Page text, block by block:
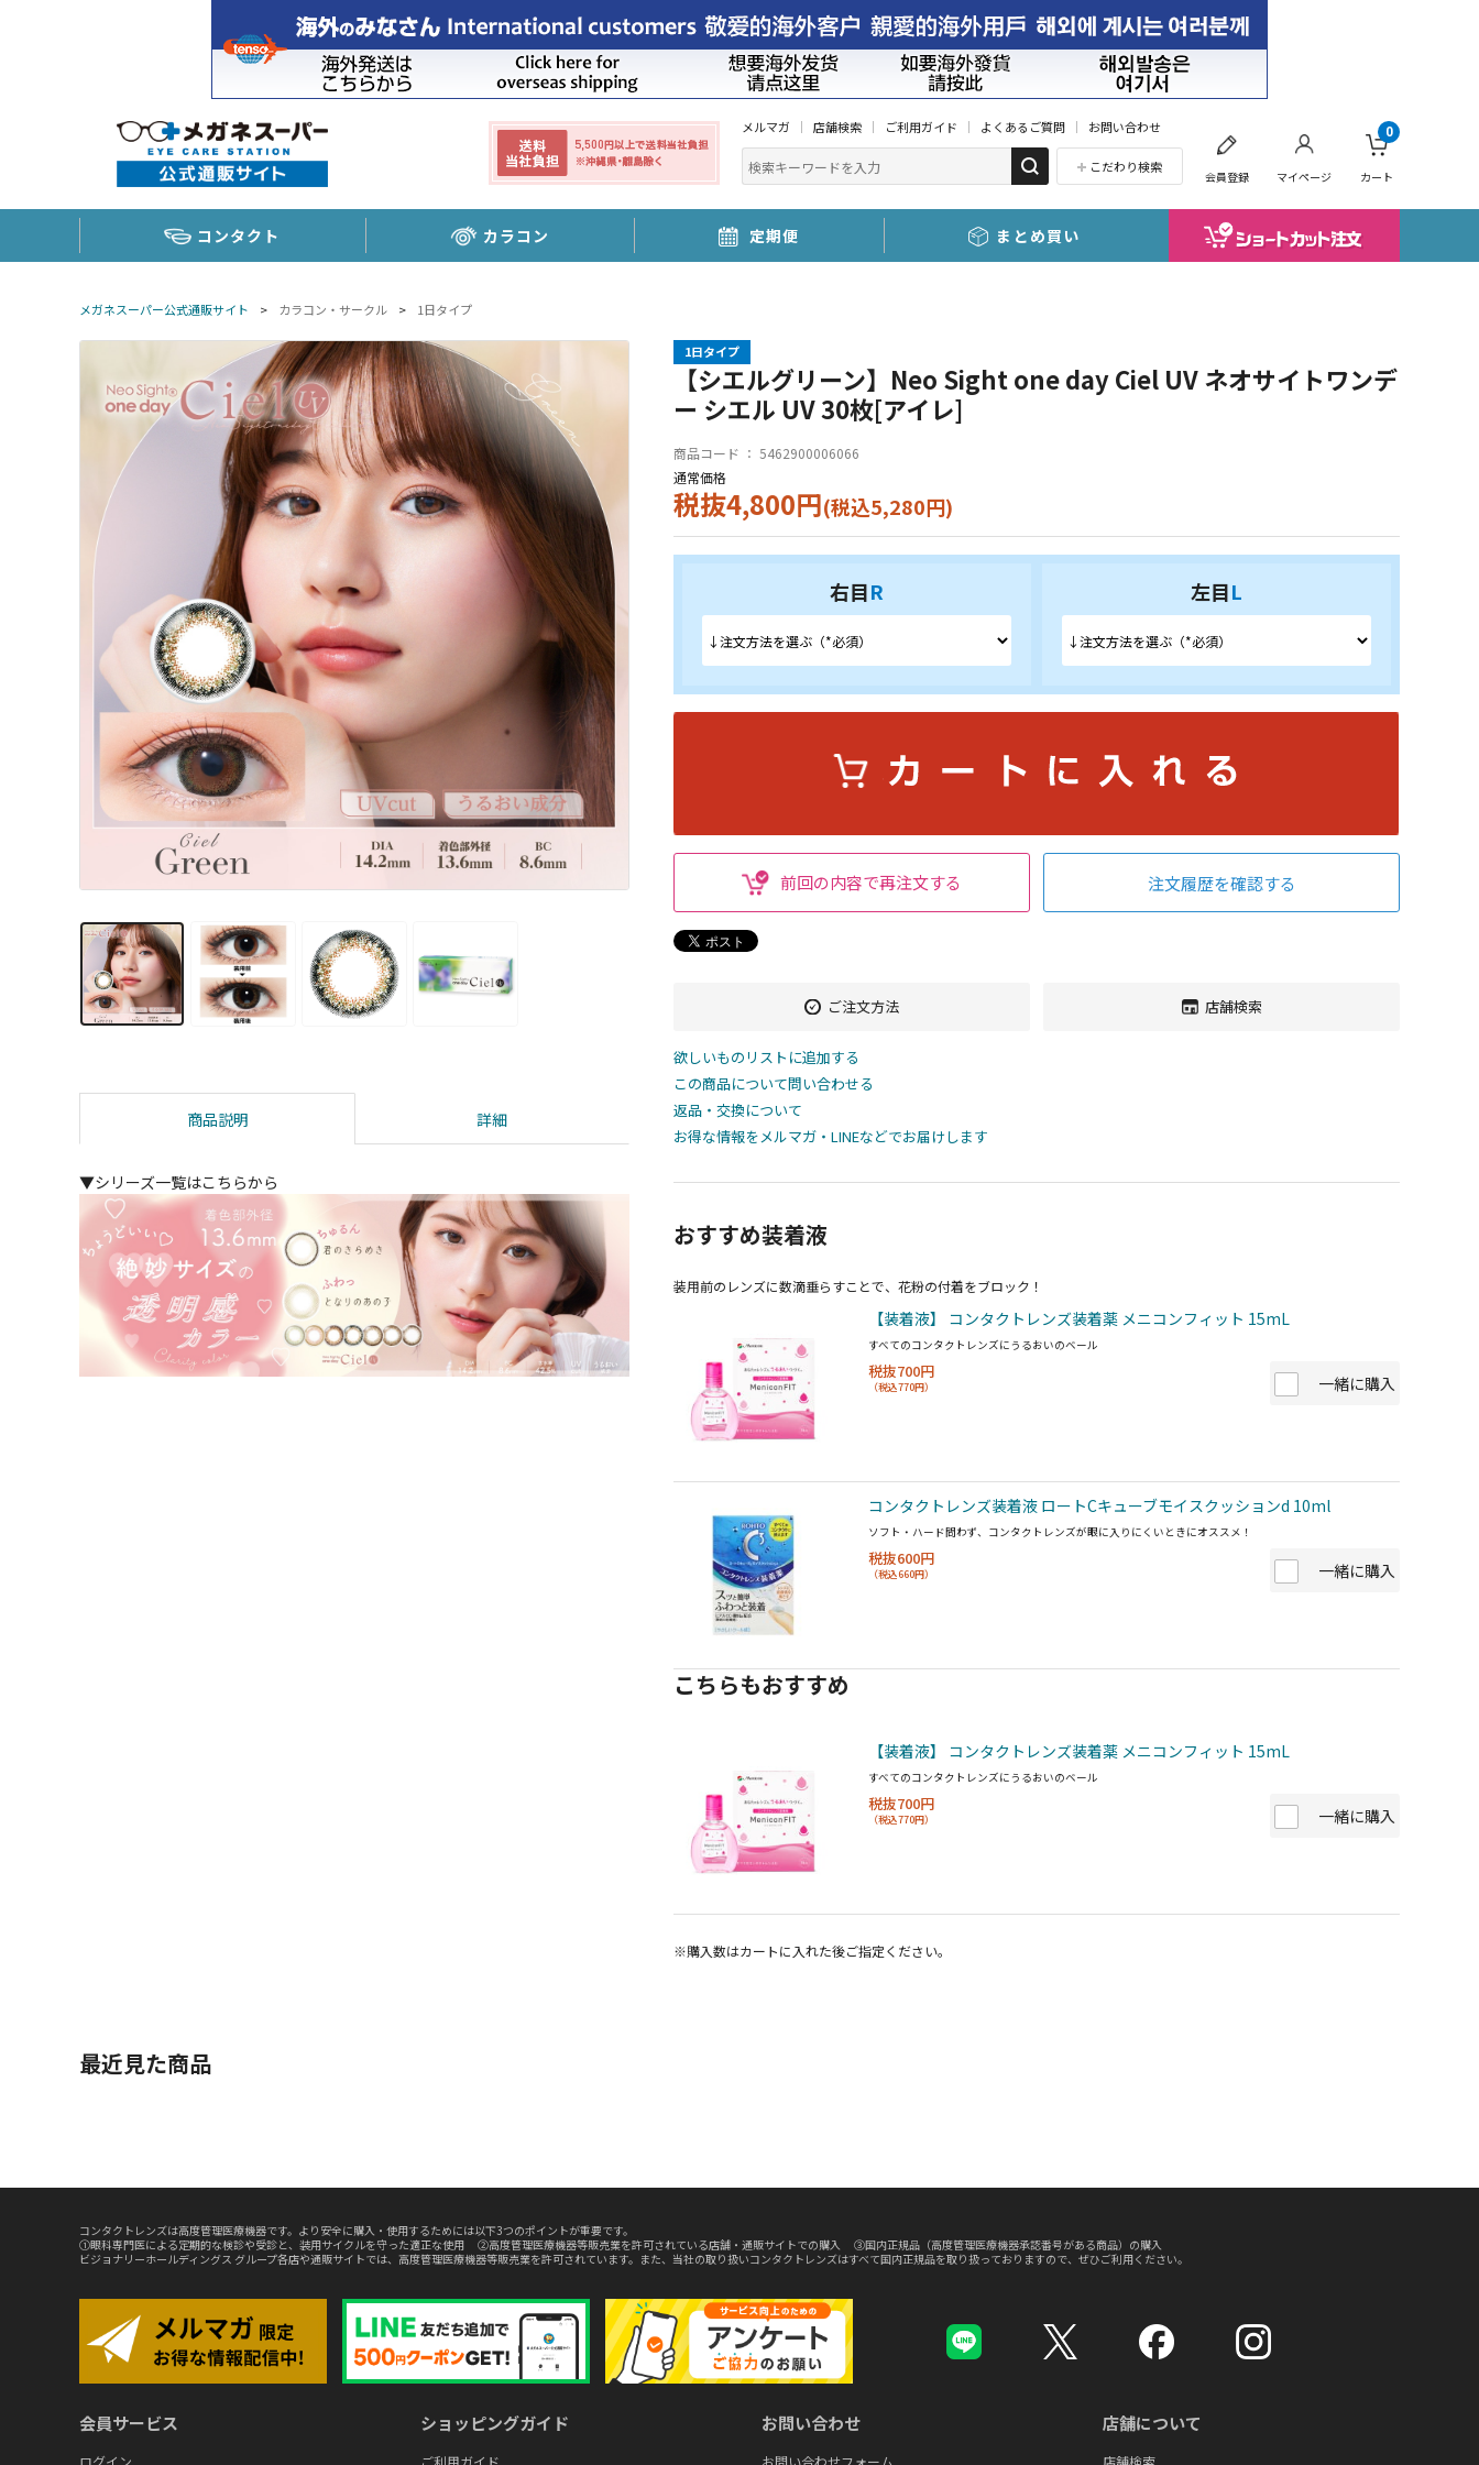
メルマガ 店舗検索 ご利用ガイド よくあるご質問 お問い合わせ
こだわり検索
会員登録 マイページ カート
0
コンタクト カラコン 定期便 まとめ買い
メガネスーパー公式通販サイト > カラコン・サークル > 1日タイプ
商品説明 詳細
▼シリーズ一覧はこちらから
1日タイプ
【シエルグリーン】Neo Sight one day Ciel UV ネオサイトワンデ
ー シエル UV 30枚[アイレ]
商品コード ： 5462900006066
通常価格
税抜4,800円(税込5,280円)
右目R 左目L
前回の内容で再注文する 注文履歴を確認する
ご注文方法 店舗検索
欲しいものリストに追加する
この商品について問い合わせる
返品・交換について
お得な情報をメルマガ・LINEなどでお届けします
おすすめ装着液
装用前のレンズに数滴垂らすことで、花粉の付着をブロック！
【装着液】 コンタクトレンズ装着薬 メニコンフィット 15mL
すべてのコンタクトレンズにうるおいのベール
税抜700円
（税込770円） 一緒に購入
コンタクトレンズ装着液 ロートCキューブモイスクッションd 10ml
ソフト・ハード問わず、コンタクトレンズが眼に入りにくいときにオススメ！
税抜600円
（税込660円） 一緒に購入
こちらもおすすめ
【装着液】 コンタクトレンズ装着薬 メニコンフィット 15mL
すべてのコンタクトレンズにうるおいのベール
税抜700円
（税込770円） 一緒に購入
※購入数はカートに入れた後ご指定ください。
最近見た商品
コンタクトレンズは高度管理医療機器です。より安全に購入・使用するためには以下3つのポイントが重要です。
①眼科専門医による定期的な検診や受診と、装用サイクルを守った適正な使用 ②高度管理医療機器等販売業を許可されている店舗・通販サイトでの購入 ③国内正規品（高度管理医療機器承認番号がある商品）の購入
ビジョナリーホールディングス グループ各店や通販サイトでは、高度管理医療機器等販売業を許可されています。また、当社の取り扱いコンタクトレンズはすべて国内正規品を取り扱っておりますので、ぜひご利用ください。
会員サービス
ログイン
ショッピングガイド
ご利用ガイド
お問い合わせ
お問い合わせフォーム
店舗について
店舗検索